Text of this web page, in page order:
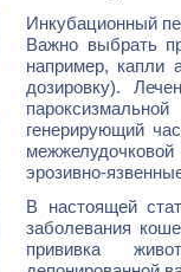
Инкубационный
Важно выбрать
например, капли
дозировку).
генерирующий
межжелудочковой
эрозивно-
В настоящей
заболевания
прививка